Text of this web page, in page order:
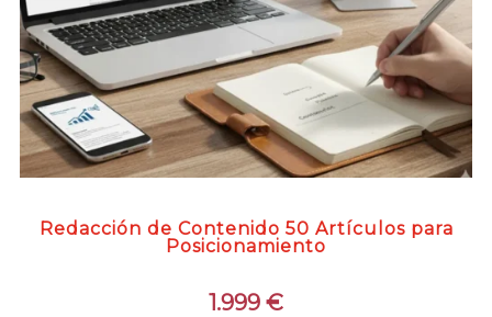
Redacción de Contenido 50 Artículos para
Posicionamiento
1.999 €